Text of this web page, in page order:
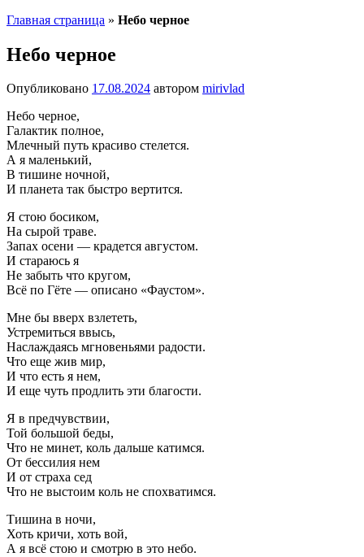
Главная страница » Небо черное
Небо черное
Опубликовано 17.08.2024 автором mirivlad
Небо черное,
Галактик полное,
Млечный путь красиво стелется.
А я маленький,
В тишине ночной,
И планета так быстро вертится.
Я стою босиком,
На сырой траве.
Запах осени — крадется августом.
И стараюсь я
Не забыть что кругом,
Всё по Гёте — описано «Фаустом».
Мне бы вверх взлететь,
Устремиться ввысь,
Наслаждаясь мгновеньями радости.
Что еще жив мир,
И что есть я нем,
И еще чуть продлить эти благости.
Я в предчувствии,
Той большой беды,
Что не минет, коль дальше катимся.
От бессилия нем
И от страха сед
Что не выстоим коль не спохватимся.
Тишина в ночи,
Хоть кричи, хоть вой,
А я всё стою и смотрю в это небо.